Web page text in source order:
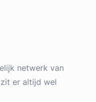
netwerk van
er altijd wel